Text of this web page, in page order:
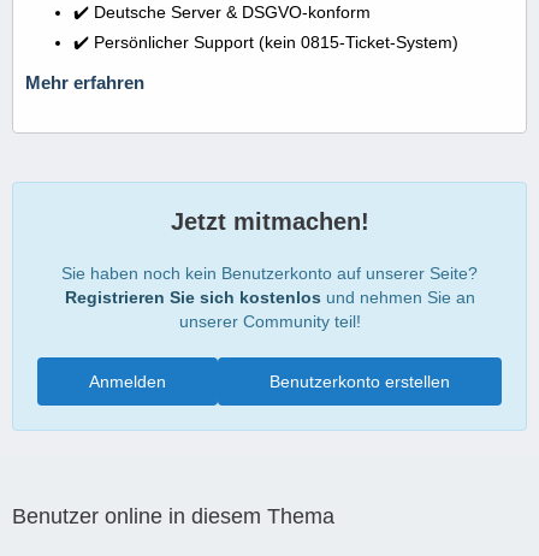
✔️ Deutsche Server & DSGVO-konform
✔️ Persönlicher Support (kein 0815-Ticket-System)
Mehr erfahren
Jetzt mitmachen!
Sie haben noch kein Benutzerkonto auf unserer Seite?
Registrieren Sie sich kostenlos und nehmen Sie an
unserer Community teil!
Benutzerkonto erstellen
Anmelden
Benutzer online in diesem Thema